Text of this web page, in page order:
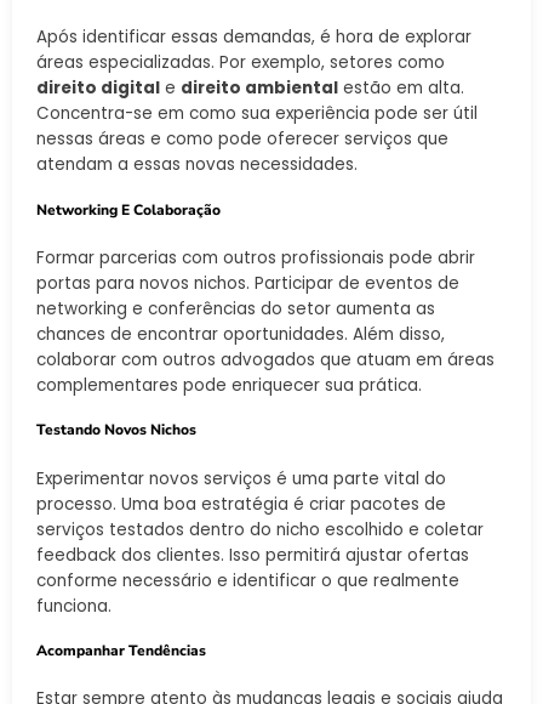
Após identificar essas demandas, é hora de explorar
áreas especializadas. Por exemplo, setores como
direito digital e direito ambiental estão em alta.
Concentra-se em como sua experiência pode ser útil
nessas áreas e como pode oferecer serviços que
atendam a essas novas necessidades.
Networking E Colaboração
Formar parcerias com outros profissionais pode abrir
portas para novos nichos. Participar de eventos de
networking e conferências do setor aumenta as
chances de encontrar oportunidades. Além disso,
colaborar com outros advogados que atuam em áreas
complementares pode enriquecer sua prática.
Testando Novos Nichos
Experimentar novos serviços é uma parte vital do
processo. Uma boa estratégia é criar pacotes de
serviços testados dentro do nicho escolhido e coletar
feedback dos clientes. Isso permitirá ajustar ofertas
conforme necessário e identificar o que realmente
funciona.
Acompanhar Tendências
Estar sempre atento às mudanças legais e sociais ajuda